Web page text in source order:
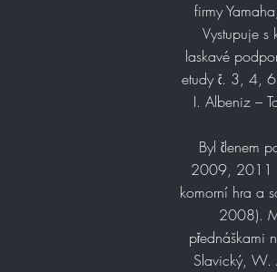
firmy
Vystupuje s
laskavé
etudy č. 3, 4,
I. Albeniz –
Byl členem
2009, 2011
komorní hra a
2008).
přednáškami
Slavický, W.